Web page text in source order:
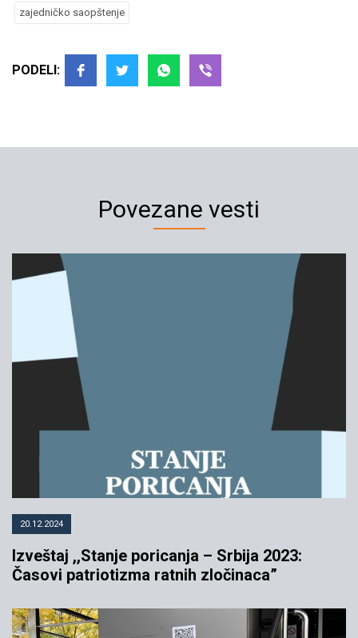
zajedničko saopštenje
PODELI:
Povezane vesti
20.12.2024
Izveštaj ,,Stanje poricanja – Srbija 2023:
Časovi patriotizma ratnih zločinaca”